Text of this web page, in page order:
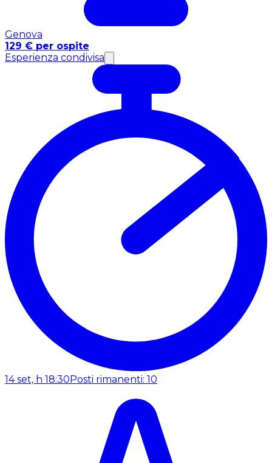
Genova
129 € per ospite
Esperienza condivisa
14 set, h 18:30Posti rimanenti: 10